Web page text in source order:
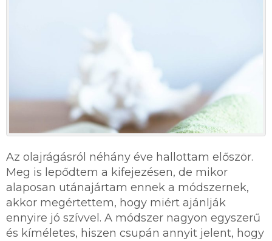
Az olajrágásról néhány éve hallottam először.
Meg is lepődtem a kifejezésen, de mikor
alaposan utánajártam ennek a módszernek,
akkor megértettem, hogy miért ajánlják
ennyire jó szívvel. A módszer nagyon egyszerű
és kíméletes, hiszen csupán annyit jelent, hogy